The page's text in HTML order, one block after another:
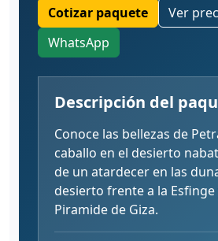
Cotizar paquete
Ver
WhatsApp
Descripción del
Conoce las bellezas de
caballo en el desierto
de un atardecer en las
desierto frente a la Esfinge
Piramide de Giza.